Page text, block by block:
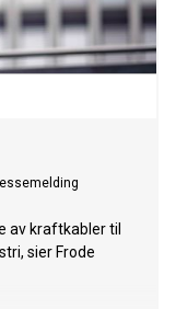
av kraftkabler til
sier Frode